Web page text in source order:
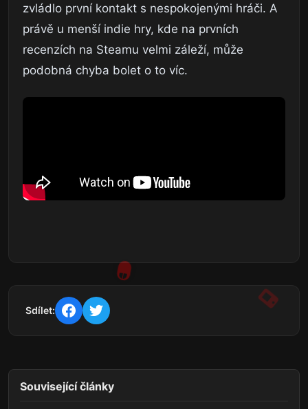
zvládlo první kontakt s nespokojenými hráči. A
právě u menší indie hry, kde na prvních
recenzích na Steamu velmi záleží, může
podobná chyba bolet o to víc.
Sdílet:
Související články